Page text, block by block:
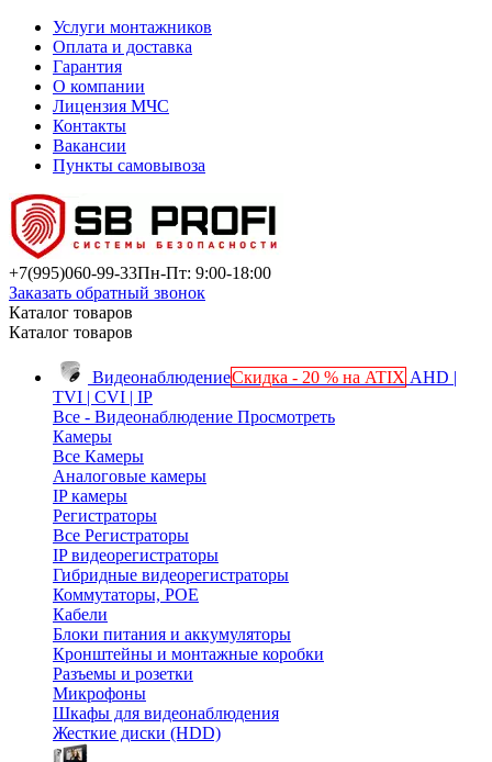
Услуги монтажников
Оплата и доставка
Гарантия
О компании
Лицензия МЧС
Контакты
Вакансии
Пункты самовывоза
+7(995)060-99-33Пн-Пт: 9:00-18:00
Заказать обратный звонок
Каталог товаров
Каталог товаров
ВидеонаблюдениеСкидка - 20 % на ATIX AHD |
TVI | CVI | IP
Все - Видеонаблюдение Просмотреть
Камеры
Все Камеры
Аналоговые камеры
IP камеры
Регистраторы
Все Регистраторы
IP видеорегистраторы
Гибридные видеорегистраторы
Коммутаторы, POE
Кабели
Блоки питания и аккумуляторы
Кронштейны и монтажные коробки
Разъемы и розетки
Микрофоны
Шкафы для видеонаблюдения
Жесткие диски (HDD)